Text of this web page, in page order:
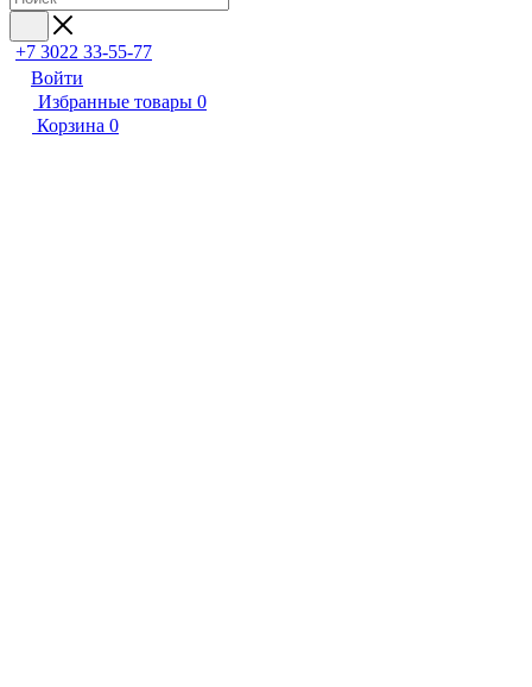
+7 3022 33-55-77
Войти
Избранные товары 0
Корзина 0